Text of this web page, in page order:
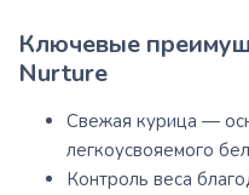
Ключевые
Nurture
Свежая курица —
легкоусвояемого
Контроль веса